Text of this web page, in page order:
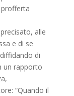
alle
e di se
di
un rapporto
“Quando il